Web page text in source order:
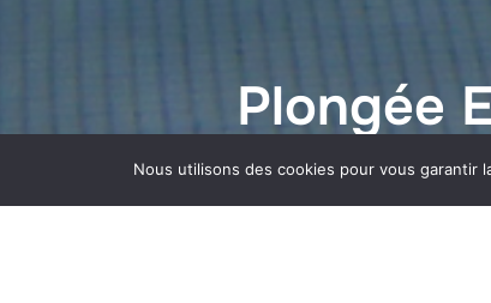
Plongée
Nous utilisons des cookies pour vous